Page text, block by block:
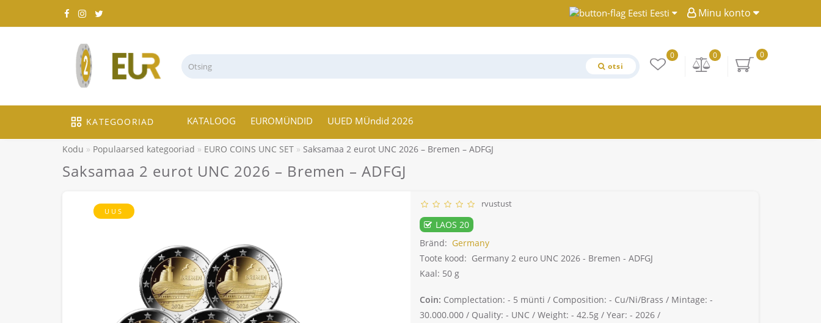
Minu konto
Eesti
otsi
0
0
0
KATEGOORIAD KATALOOG EUROMÜNDID UUED MÜndid 2026
Kodu Populaarsed kategooriad EURO COINS UNC SET Saksamaa 2 eurot UNC 2026 – Bremen – ADFGJ
Saksamaa 2 eurot UNC 2026 – Bremen – ADFGJ
UUS
rvustust
LAOS 20
Bränd: Germany
Toote kood: Germany 2 euro UNC 2026 - Bremen - ADFGJ
Kaal: 50 g
Coin: Complectation: - 5 münti / Composition: - Cu/Ni/Brass / Mintage: -
30.000.000 / Quality: - UNC / Weight: - 42.5g / Year: - 2026 /